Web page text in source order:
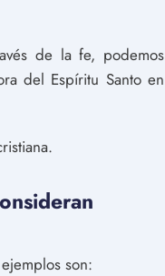
de la fe, podemos
del Espíritu Santo en
son: